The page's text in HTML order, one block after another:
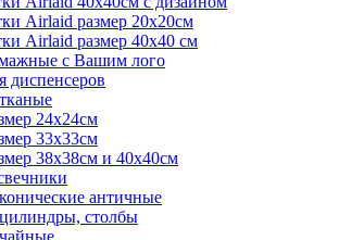
Airlaid размер 20х20см
Airlaid размер 40х40 см
с Вашим лого
диспенсеров
24х24см
33х33см
38х38см и 40х40см
античные
столбы